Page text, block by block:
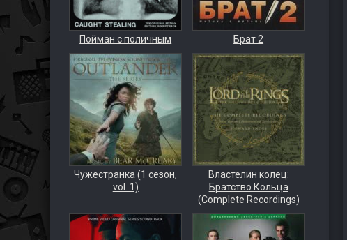
Пойман с поличным Брат 2
Чужестранка (1 сезон,
vol. 1)
Властелин колец:
Братство Кольца
(Complete Recordings)